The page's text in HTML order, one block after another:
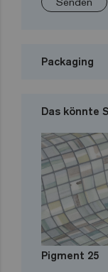
Packaging
Das könnte
Pigment 25